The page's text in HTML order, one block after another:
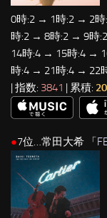
0時:2 → 1時:2 → 2
時:2 → 8時:2 → 9時
14時:4 → 15時:4 →
時:4 → 21時:4 → 22
| 指数: 3841 | 累積:
●7位…常田大希 「